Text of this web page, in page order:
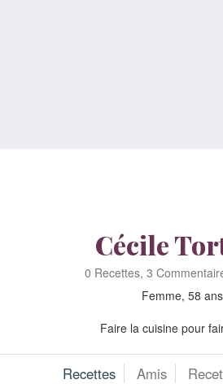
Cécile
0 Recettes, 3
Femme, 58 ans
Faire la cuisine pour
Recettes Amis